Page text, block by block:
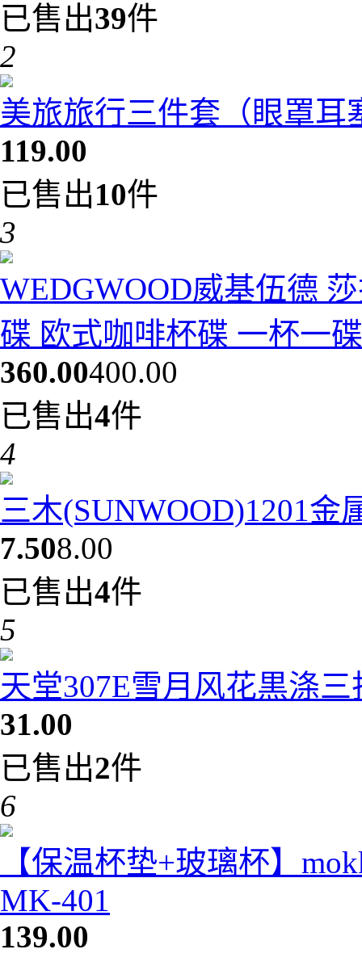
已售出39件
2
美旅旅行三件套（眼罩耳
119.00
已售出10件
3
WEDGWOOD威基伍德
碟 欧式咖啡杯碟 一杯一
360.00400.00
已售出4件
4
三木(SUNWOOD)1201金
7.508.00
已售出4件
5
天堂307E雪月风花黒涤
31.00
已售出2件
6
【保温杯垫+玻璃杯】
MK-401
139.00